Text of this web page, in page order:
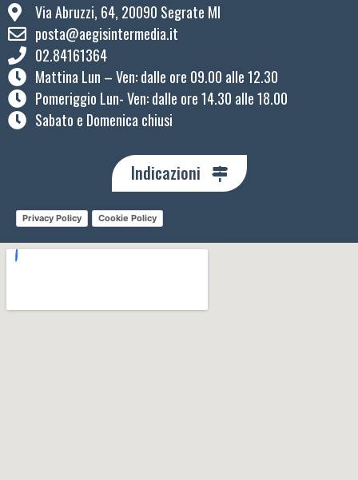
Via Abruzzi, 64, 20090 Segrate MI
posta@aegisintermedia.it
02.84161364
Mattina Lun – Ven: ​dalle ore 09.00 alle 12.30
Pomeriggio Lun- Ven: dalle ore 14.30 alle 18.00
Sabato e Domenica chiusi
Indicazioni
Privacy Policy Cookie Policy